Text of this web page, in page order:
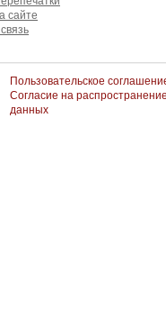
сайте
Пользовательское
Согласие на
данных